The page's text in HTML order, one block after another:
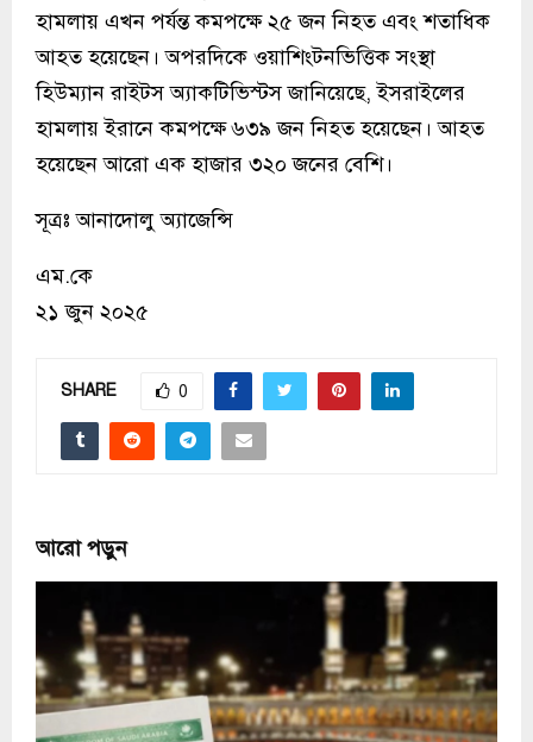
হামলায় এখন পর্যন্ত কমপক্ষে ২৫ জন নিহত এবং শতাধিক
আহত হয়েছেন। অপরদিকে ওয়াশিংটনভিত্তিক সংস্থা
হিউম্যান রাইটস অ্যাকটিভিস্টস জানিয়েছে, ইসরাইলের
হামলায় ইরানে কমপক্ষে ৬৩৯ জন নিহত হয়েছেন। আহত
হয়েছেন আরো এক হাজার ৩২০ জনের বেশি।
সূত্রঃ আনাদোলু অ্যাজেন্সি
এম.কে
২১ জুন ২০২৫
SHARE 0
আরো পড়ুন